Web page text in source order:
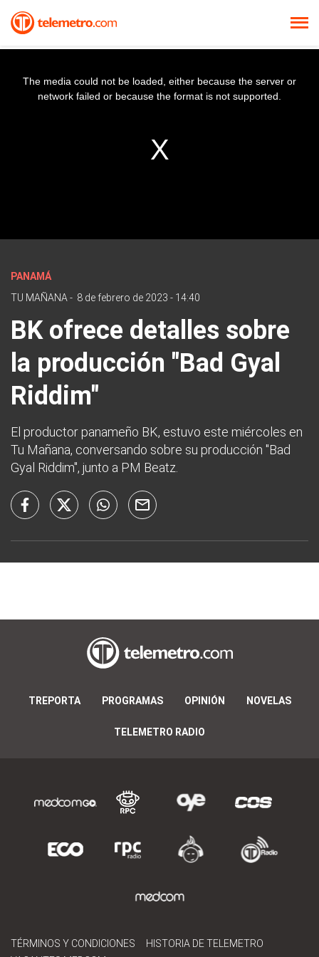
The media could not be loaded, either because the server or
network failed or because the format is not supported.
PANAMÁ
TU MAÑANA - 8 de febrero de 2023 - 14:40
BK ofrece detalles sobre
la producción "Bad Gyal
Riddim"
El productor panameño BK, estuvo este miércoles en
Tu Mañana, conversando sobre su producción "Bad
Gyal Riddim", junto a PM Beatz.
TREPORTA PROGRAMAS OPINIÓN NOVELAS
TELEMETRO RADIO
TÉRMINOS Y CONDICIONES
HISTORIA DE TELEMETRO